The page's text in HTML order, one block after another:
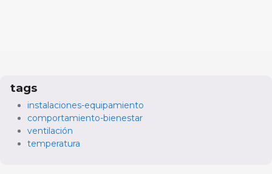
tags
instalaciones-equipamiento
comportamiento-bienestar
ventilación
temperatura